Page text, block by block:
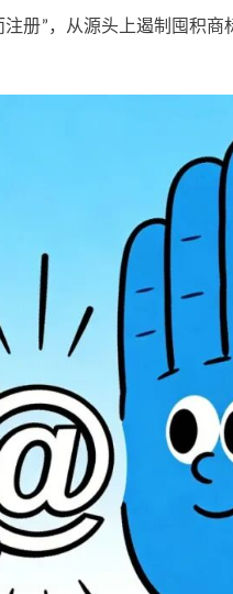
册”，从源头上遏制囤积